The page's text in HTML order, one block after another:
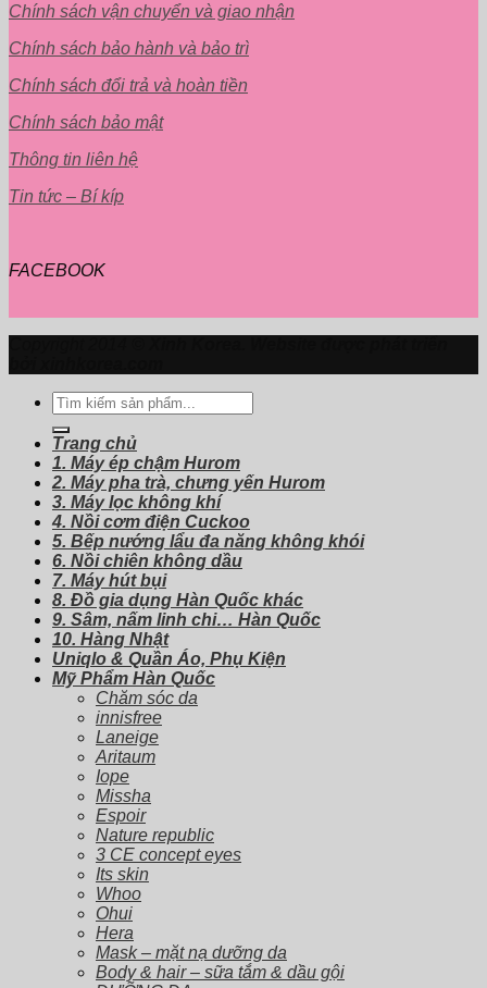
Chính sách vận chuyển và giao nhận
Chính sách bảo hành và bảo trì
Chính sách đổi trả và hoàn tiền
Chính sách bảo mật
Thông tin liên hệ
Tin tức – Bí kíp
FACEBOOK
Tìm
kiếm:
Trang chủ
1. Máy ép chậm Hurom
2. Máy pha trà, chưng yến Hurom
3. Máy lọc không khí
4. Nồi cơm điện Cuckoo
5. Bếp nướng lẩu đa năng không khói
6. Nồi chiên không dầu
7. Máy hút bụi
8. Đồ gia dụng Hàn Quốc khác
9. Sâm, nấm linh chi… Hàn Quốc
10. Hàng Nhật
Uniqlo & Quần Áo, Phụ Kiện
Mỹ Phẩm Hàn Quốc
Chăm sóc da
innisfree
Laneige
Aritaum
Iope
Missha
Espoir
Nature republic
3 CE concept eyes
Its skin
Whoo
Ohui
Hera
Mask – mặt nạ dưỡng da
Body & hair – sữa tắm & dầu gội